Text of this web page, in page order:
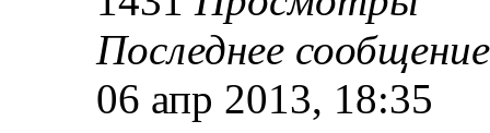
Последнее
06 апр 2013, 18:35